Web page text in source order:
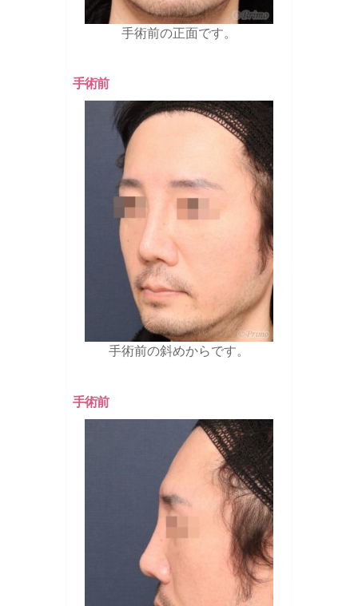
手術前の正面です。
手術前
手術前の斜めからです。
手術前